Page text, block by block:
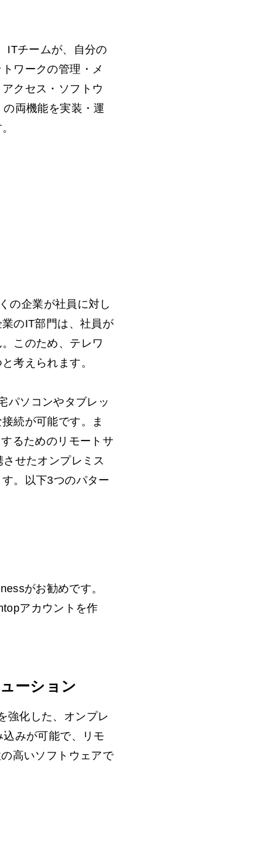
ITチームが、自分の
ワークの管理・メ
クセス・ソフトウ
両機能を実装・運
の企業が社員に対し
のIT部門は、社員が
このため、テレワ
考えられます。
パソコンやタブレッ
続が可能です。ま
るためのリモートサ
せたオンプレミス
。以下3つのパター
がお勧めです。
アカウントを作
ーション
強化した、オンプレ
みが可能で、リモ
高いソフトウェアで